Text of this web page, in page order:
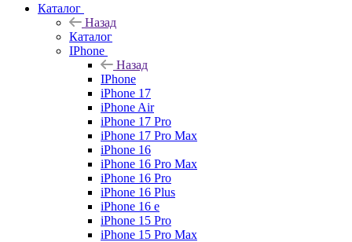
Каталог
Назад
Каталог
IPhone
Назад
IPhone
iPhone 17
iPhone Air
iPhone 17 Pro
iPhone 17 Pro Max
iPhone 16
iPhone 16 Pro Max
iPhone 16 Pro
iPhone 16 Plus
iPhone 16 e
iPhone 15 Pro
iPhone 15 Pro Max